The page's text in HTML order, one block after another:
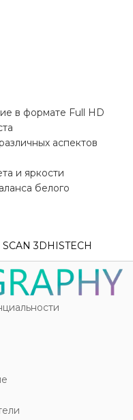
в формате Full HD
аспектов
и яркости
белого
3DHISTECH